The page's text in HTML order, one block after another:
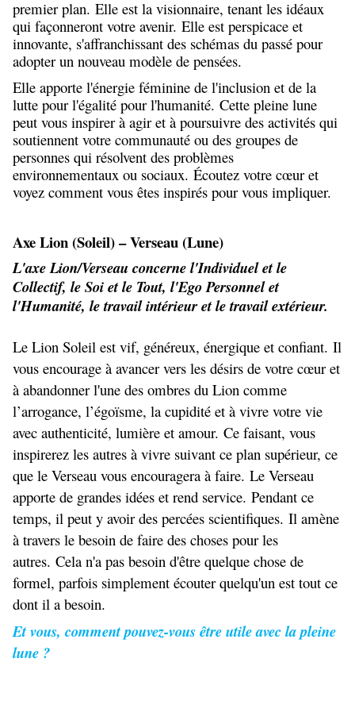
premier plan. Elle est la visionnaire, tenant les idéaux
qui façonneront votre avenir. Elle est perspicace et
innovante, s'affranchissant des schémas du passé pour
adopter un nouveau modèle de pensées.
Elle apporte l'énergie féminine de l'inclusion et de la
lutte pour l'égalité pour l'humanité. Cette pleine lune
peut vous inspirer à agir et à poursuivre des activités qui
soutiennent votre communauté ou des groupes de
personnes qui résolvent des problèmes
environnementaux ou sociaux. Écoutez votre cœur et
voyez comment vous êtes inspirés pour vous impliquer.
Axe Lion (Soleil) – Verseau (Lune)
L'axe Lion/Verseau concerne l'Individuel et le
Collectif, le Soi et le Tout, l'Ego Personnel et
l'Humanité, le travail intérieur et le travail extérieur.
Le Lion Soleil est vif, généreux, énergique et confiant. Il
vous encourage à avancer vers les désirs de votre cœur et
à abandonner l'une des ombres du Lion comme
l’arrogance, l’égoïsme, la cupidité et à vivre votre vie
avec authenticité, lumière et amour. Ce faisant, vous
inspirerez les autres à vivre suivant ce plan supérieur, ce
que le Verseau vous encouragera à faire. Le Verseau
apporte de grandes idées et rend service. Pendant ce
temps, il peut y avoir des percées scientifiques. Il amène
à travers le besoin de faire des choses pour les
autres. Cela n'a pas besoin d'être quelque chose de
formel, parfois simplement écouter quelqu'un est tout ce
dont il a besoin.
Et vous, comment pouvez-vous être utile avec la pleine
lune ?